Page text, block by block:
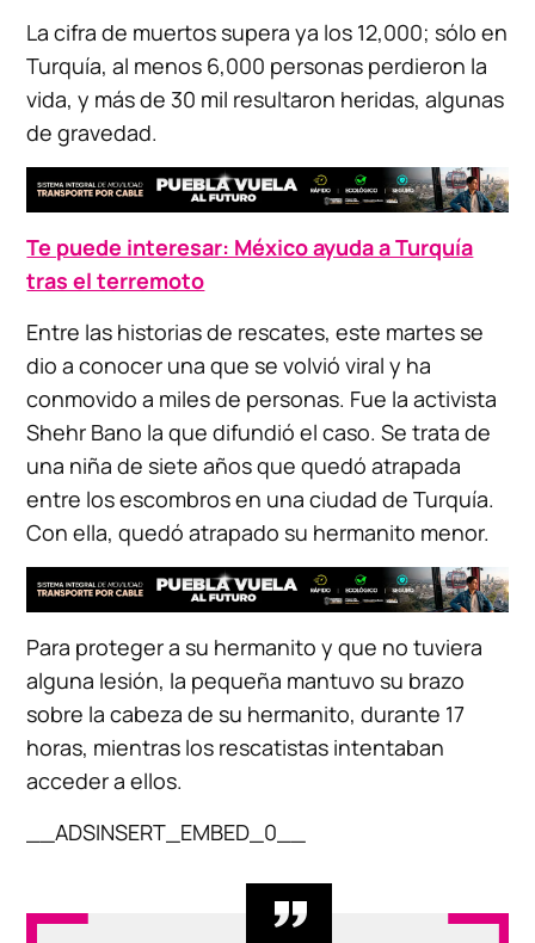
La cifra de muertos supera ya los 12,000; sólo en
Turquía, al menos 6,000 personas perdieron la
vida, y más de 30 mil resultaron heridas, algunas
de gravedad.
Te puede interesar: México ayuda a Turquía
tras el terremoto
Entre las historias de rescates, este martes se
dio a conocer una que se volvió viral y ha
conmovido a miles de personas. Fue la activista
Shehr Bano la que difundió el caso. Se trata de
una niña de siete años que quedó atrapada
entre los escombros en una ciudad de Turquía.
Con ella, quedó atrapado su hermanito menor.
Para proteger a su hermanito y que no tuviera
alguna lesión, la pequeña mantuvo su brazo
sobre la cabeza de su hermanito, durante 17
horas, mientras los rescatistas intentaban
acceder a ellos.
__ADSINSERT_EMBED_0__